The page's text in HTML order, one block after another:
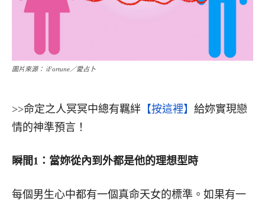
圖片來源： iFortune／愛占卜
>>命定之人冥冥中總有羈絆 【按這裡】 給妳實現戀
情的神準預言！
瞬間1 ：當妳從內到外都是他的理想型時
每個男生心中都有一個真命天女的標準。如果有一